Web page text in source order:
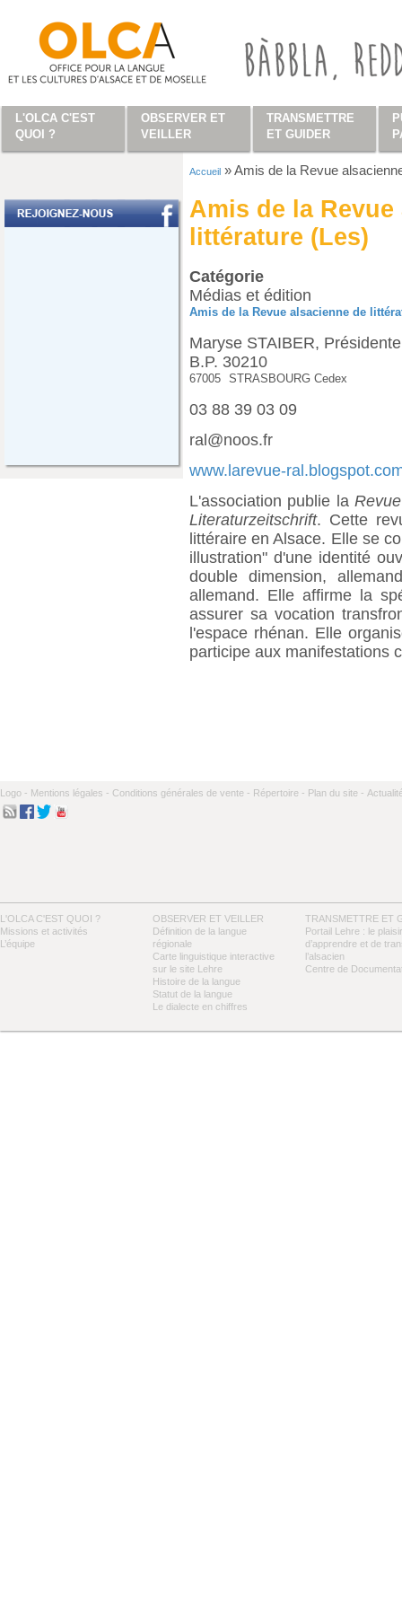
Accueil »Amis de la Revue
Amis de la
littérature (Les)
Catégorie
Médias et édition
Amis de la Revue alsacienne de
Maryse STAIBER, Présidente
B.P. 30210
67005 STRASBOURG Cedex
03 88 39 03 09
ral@noos.fr
www.larevue-
L'association publie la
Literaturzeitschrift. Cette
littéraire en Alsace. Elle se
illustration" d'une identité
double dimension,
allemand. Elle affirme la
assurer sa vocation
l'espace rhénan. Elle
participe aux manifestations
Logo - Mentions légales - Conditions générales de vente - Répertoire - Plan du site -
L'OLCA C'EST QUOI ?
Missions et activités
L’équipe
OBSERVER ET VEILLER
Définition de la langue
régionale
Carte linguistique interactive
sur le site Lehre
Histoire de la langue
Statut de la langue
Le dialecte en chiffres
TRANSMETTRE ET
Portail Lehre : le plaisir
d’apprendre et de
l’alsacien
Centre de
L'OLCA C'EST
QUOI ?
OBSERVER ET
VEILLER
TRANSMETTRE
ET GUIDER